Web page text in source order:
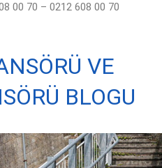
00 70 – 0212 608 00 70
VE
BLOGU